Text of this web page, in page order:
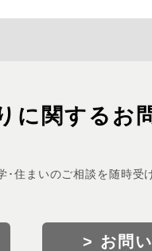
に関するお
･住まいのご相談を随時受
> お問